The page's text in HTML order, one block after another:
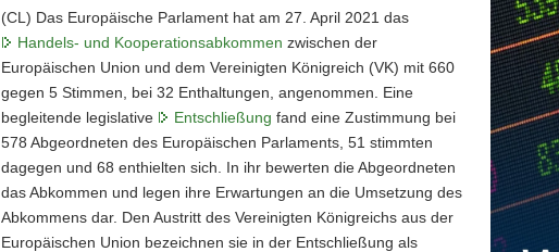
(CL) Das Europäische Parlament hat am 27. April 2021 das
Handels- und Kooperationsabkommen zwischen der
Europäischen Union und dem Vereinigten Königreich (VK) mit 660
gegen 5 Stimmen, bei 32 Enthaltungen, angenommen. Eine
begleitende legislative
Entschließung fand eine Zustimmung bei
578 Abgeordneten des Europäischen Parlaments, 51 stimmten
dagegen und 68 enthielten sich. In ihr bewerten die Abgeordneten
das Abkommen und legen ihre Erwartungen an die Umsetzung des
Abkommens dar. Den Austritt des Vereinigten Königreichs aus der
Europäischen Union bezeichnen sie in der Entschließung als